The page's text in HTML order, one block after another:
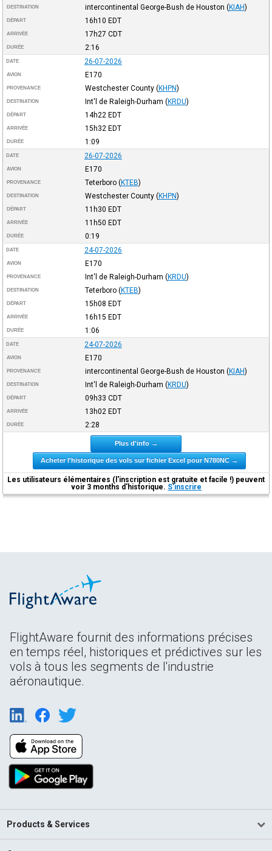
DESTINATION intercontinental George-Bush de Houston (KIAH)
DÉPART 16h10 EDT
ARRIVÉE 17h27 CDT
DURÉE 2:16
DATE 26-07-2026
AVION E170
PROVENANCE Westchester County (KHPN)
DESTINATION Int'l de Raleigh-Durham (KRDU)
DÉPART 14h22 EDT
ARRIVÉE 15h32 EDT
DURÉE 1:09
DATE 26-07-2026
AVION E170
PROVENANCE Teterboro (KTEB)
DESTINATION Westchester County (KHPN)
DÉPART 11h30 EDT
ARRIVÉE 11h50 EDT
DURÉE 0:19
DATE 24-07-2026
AVION E170
PROVENANCE Int'l de Raleigh-Durham (KRDU)
DESTINATION Teterboro (KTEB)
DÉPART 15h08 EDT
ARRIVÉE 16h15 EDT
DURÉE 1:06
DATE 24-07-2026
AVION E170
PROVENANCE intercontinental George-Bush de Houston (KIAH)
DESTINATION Int'l de Raleigh-Durham (KRDU)
DÉPART 09h33 CDT
ARRIVÉE 13h02 EDT
DURÉE 2:28
Plus d'info →
Acheter l'historique des vols sur fichier Excel pour N780NC →
Les utilisateurs élémentaires (l'inscription est gratuite et facile !) peuvent
voir 3 months d'historique. S'inscrire
FlightAware fournit des informations précises
en temps réel, historiques et prédictives sur les
vols à tous les segments de l'industrie
aéronautique.
Products & Services